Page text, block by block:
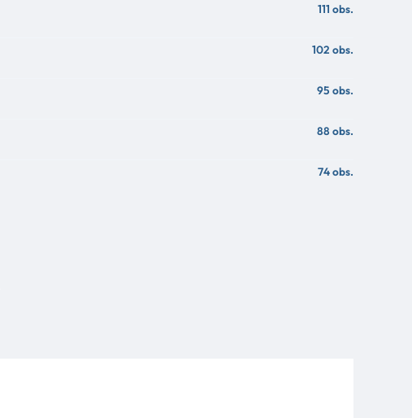
111 obs.
102 obs.
95 obs.
88 obs.
74 obs.